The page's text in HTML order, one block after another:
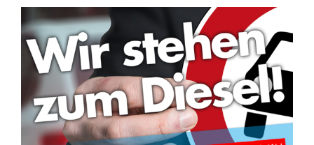
Zeige
grösseres
Bild